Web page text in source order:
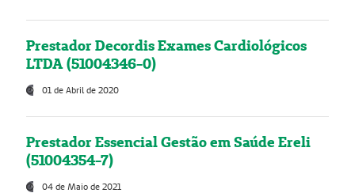
Prestador Decordis Exames Cardiológicos
LTDA (51004346-0)
01 de Abril de 2020
Prestador Essencial Gestão em Saúde Ereli
(51004354-7)
04 de Maio de 2021